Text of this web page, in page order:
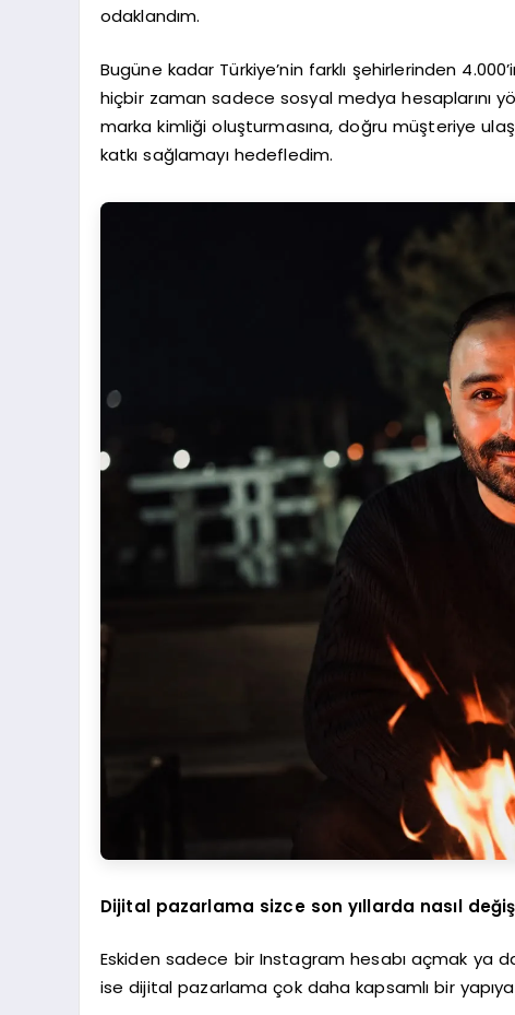
odaklandım.
Bugüne kadar Türkiye’nin farklı şehirlerinden
hiçbir zaman sadece sosyal medya hesaplarını
marka kimliği oluşturmasına, doğru müşteriye
katkı sağlamayı hedefledim.
Dijital pazarlama sizce son yıllarda nasıl
Eskiden sadece bir Instagram hesabı açmak ya
ise dijital pazarlama çok daha kapsamlı bir